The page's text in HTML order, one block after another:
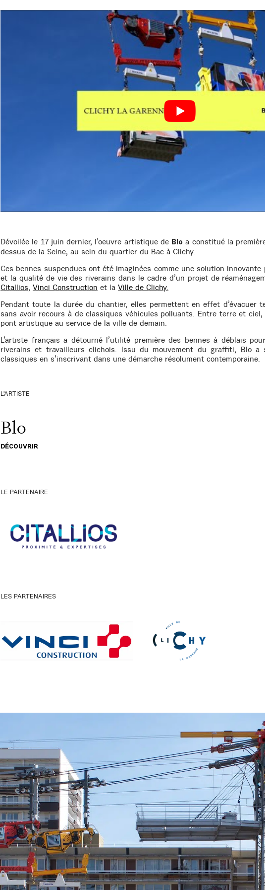
Dévoilée le 17 juin dernier, l’oeuvre artistique de Blo a constitué la
dessus de la Seine, au sein du quartier du Bac à Clichy.
Ces bennes suspendues ont été imaginées comme une solution innovante
et la qualité de vie des riverains dans le cadre d’un projet de
Citallios, Vinci Construction et la Ville de Clichy.
Pendant toute la durée du chantier, elles permettent en effet d’évacuer
sans avoir recours à de classiques véhicules polluants. Entre terre et
pont artistique au service de la ville de demain.
L’artiste français a détourné l’utilité première des bennes à déblais
riverains et travailleurs clichois. Issu du mouvement du graffiti, Blo a
classiques en s’inscrivant dans une démarche résolument contemporaine.
L'ARTISTE
Blo
DÉCOUVRIR
LE PARTENAIRE
LES PARTENAIRES